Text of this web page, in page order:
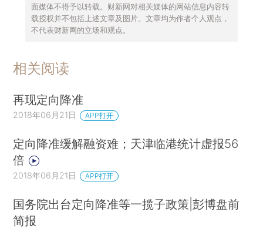
面媒体不得予以转载。财新网对相关媒体的网站信息内容转
载授权并不包括上述文章及图片。文章均为作者个人观点，
不代表财新网的立场和观点。
相关阅读
再现定向降准
2018年06月21日 APP打开
定向降准缓解融资难；天津临港统计虚报56
倍
2018年06月21日 APP打开
国务院出台定向降准等一揽子政策|彭博盘前
简报